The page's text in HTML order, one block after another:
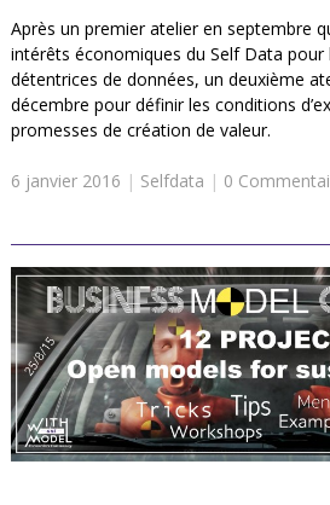
Après un premier atelier en septembre
intérêts économiques du Self Data pour
détentrices de données, un deuxième
décembre pour définir les conditions
promesses de création de valeur.
6 janvier 2016 | Selfdata | 0